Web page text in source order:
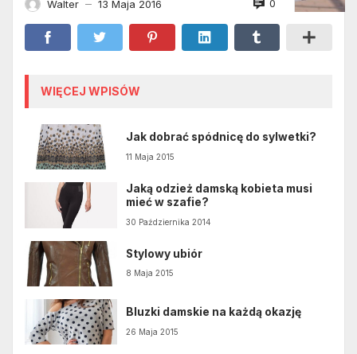
Walter — 13 Maja 2016 0
WIĘCEJ WPISÓW
Jak dobrać spódnicę do sylwetki?
11 Maja 2015
Jaką odzież damską kobieta musi
mieć w szafie?
30 Października 2014
Stylowy ubiór
8 Maja 2015
Bluzki damskie na każdą okazję
26 Maja 2015